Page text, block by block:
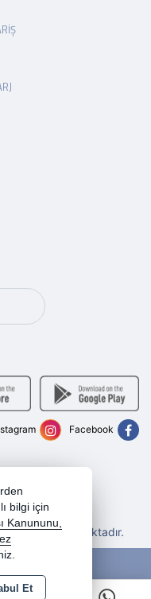
0
saklıdır.
ile korunmaktadır.
Facebook
bilgi için
Kanununu,
Et